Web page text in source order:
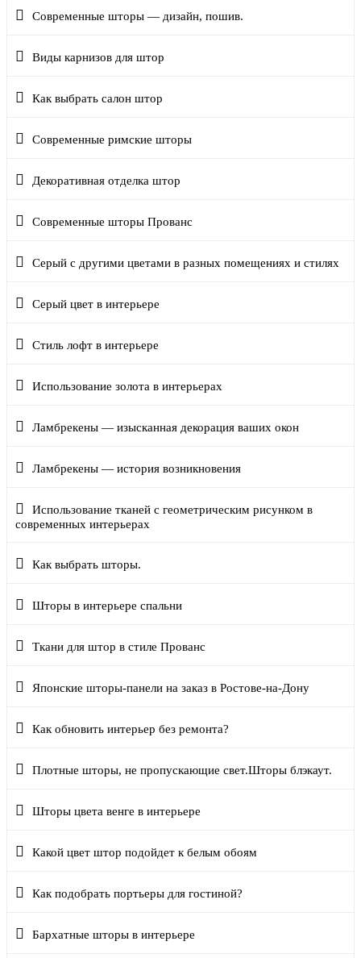
Современные шторы — дизайн, пошив.
Виды карнизов для штор
Как выбрать салон штор
Современные римские шторы
Декоративная отделка штор
Современные шторы Прованс
Серый с другими цветами в разных помещениях и стилях
Серый цвет в интерьере
Стиль лофт в интерьере
Использование золота в интерьерах
Ламбрекены — изысканная декорация ваших окон
Ламбрекены — история возникновения
Использование тканей с геометрическим рисунком в
современных интерьерах
Как выбрать шторы.
Шторы в интерьере спальни
Ткани для штор в стиле Прованс
Японские шторы-панели на заказ в Ростове-на-Дону
Как обновить интерьер без ремонта?
Плотные шторы, не пропускающие свет.Шторы блэкаут.
Шторы цвета венге в интерьере
Какой цвет штор подойдет к белым обоям
Как подобрать портьеры для гостиной?
Бархатные шторы в интерьере